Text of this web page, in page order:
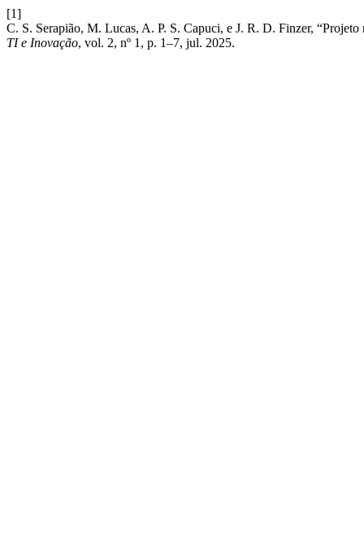
[1]
C. S. Serapião, M. Lucas, A. P. S. Capuci, e J. R. D. Finzer,
TI e Inovação, vol. 2, nº 1, p. 1–7, jul. 2025.